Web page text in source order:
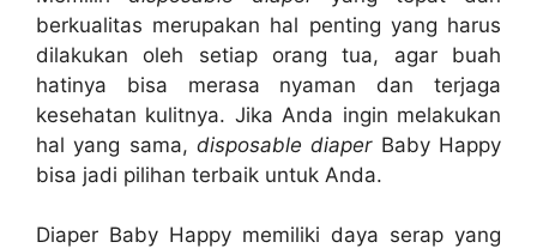
berkualitas merupakan hal penting yang harus
dilakukan oleh setiap orang tua, agar buah
hatinya bisa merasa nyaman dan terjaga
kesehatan kulitnya. Jika Anda ingin melakukan
hal yang sama, disposable diaper Baby Happy
bisa jadi pilihan terbaik untuk Anda.
Diaper Baby Happy memiliki daya serap yang